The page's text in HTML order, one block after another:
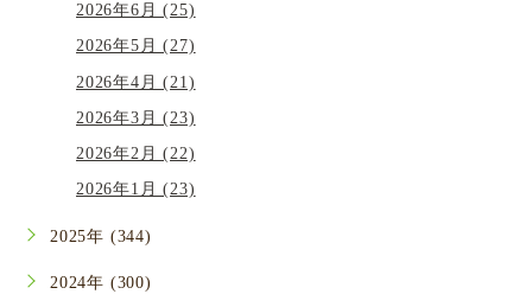
2026年6月 (25)
2026年5月 (27)
2026年4月 (21)
2026年3月 (23)
2026年2月 (22)
2026年1月 (23)
2025年 (344)
2024年 (300)